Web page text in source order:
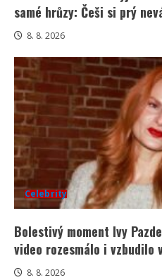
samé hrůzy: Češi si prý
8. 8. 2026
Celebrity
Bolestivý moment Ivy
video rozesmálo i vzbudilo
8. 8. 2026